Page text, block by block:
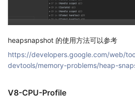
heapsnapshot 的使用方法可以参考
https://developers.google.com/web/
devtools/memory-problems/heap-
V8-CPU-Profile